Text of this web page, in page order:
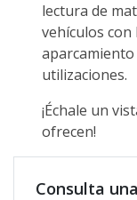
lectura de
vehículos
utilizaciones.
¡Échale un
ofrecen!
Consulta